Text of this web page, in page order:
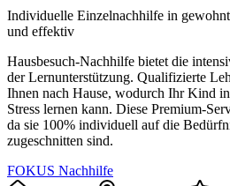
Individuelle Einzelnachhilfe in
und effektiv
Hausbesuch-Nachhilfe bietet die
der Lernunterstützung. Qualifizierte
Ihnen nach Hause, wodurch Ihr Kind
Stress lernen kann. Diese Premium-
da sie 100% individuell auf die
zugeschnitten sind.
FOKUS Nachhilfe